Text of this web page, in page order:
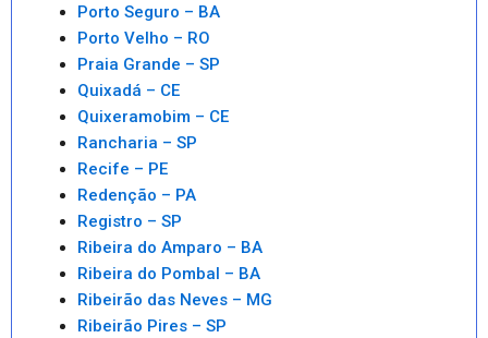
Porto Seguro – BA
Porto Velho – RO
Praia Grande – SP
Quixadá – CE
Quixeramobim – CE
Rancharia – SP
Recife – PE
Redenção – PA
Registro – SP
Ribeira do Amparo – BA
Ribeira do Pombal – BA
Ribeirão das Neves – MG
Ribeirão Pires – SP